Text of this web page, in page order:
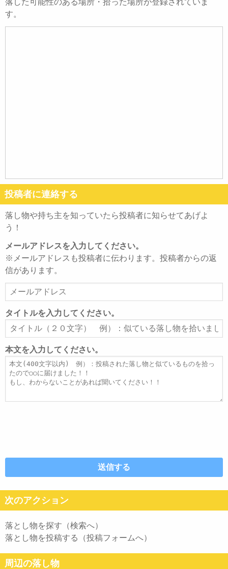
落した可能性のある場所・拾った場所が登録されていま
す。
投稿者に連絡する
落し物や持ち主を知っていたら投稿者に知らせてあげよ
う！
メールアドレスを入力してください。
※メールアドレスも投稿者に伝わります。投稿者からの返
信があります。
ー
ル
ア
ド
レ
ス
タイトルを入力してください。
タ
イ
ト
ル
本文を入力してください。
本
文
次のアクション
落とし物を探す（検索へ）
落とし物を投稿する（投稿フォームへ）
周辺の落し物